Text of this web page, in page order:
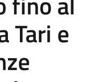
Tari e